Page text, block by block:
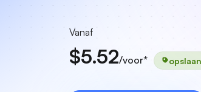
Vanaf
$5.52/voor*